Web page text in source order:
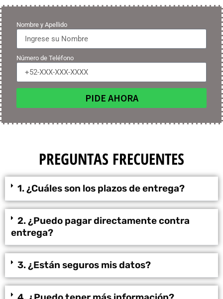
Nombre y Apellido
Número de Teléfono
PIDE AHORA
PREGUNTAS FRECUENTES
1. ¿Cuáles son los plazos de entrega?
2. ¿Puedo pagar directamente contra
entrega?
3. ¿Están seguros mis datos?